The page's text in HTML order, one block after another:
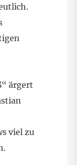
ärgert
viel zu